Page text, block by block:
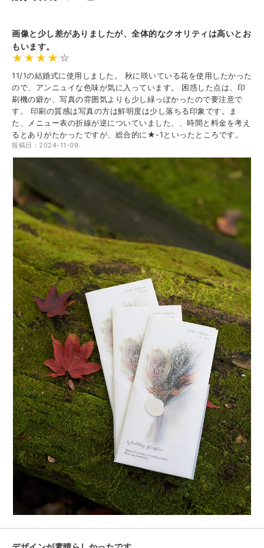
画像と少し差がありましたが、全体的なクオリティは高いとお
もいます。
11/1の結婚式に使用しました。 秋に咲いている花を使用したかった
ので、アンニュイな色味が気に入っています。 困惑した点は、印
刷機の癖か、写真の雰囲気よりも少し緑っぽかったので要注意で
す。 印刷の質感は写真の方は鮮明度は少し落ちる印象です。ま
た、メニュー表の折線が逆についていました、、時間と料金を考え
るとありがたかったですが、総合的に★-1といったところです。
投稿日：2024-11-09